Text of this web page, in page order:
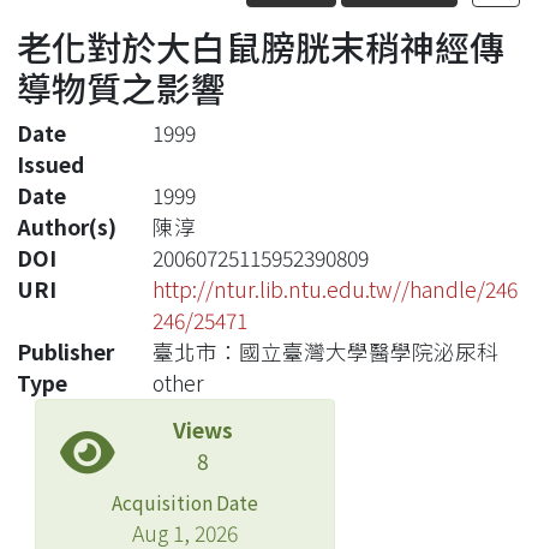
Statistics
老化對於大白鼠膀胱末稍神經傳
導物質之影響
Date
Issued
1999
Date
1999
Author(s)
陳淳
DOI
20060725115952390809
URI
http://ntur.lib.ntu.edu.tw//handle/246
246/25471
Publisher
臺北市：國立臺灣大學醫學院泌尿科
Type
other
Views
8
Acquisition Date
Aug 1, 2026